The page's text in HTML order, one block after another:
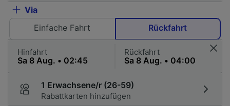
Via
Einfache Fahrt
Rückfahrt
Hinfahrt Rückfahrt
1 Erwachsene/r (26-59)
Rabattkarten hinzufügen